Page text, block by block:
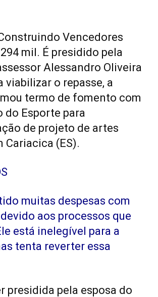
Vencedores
mil. É presidido pela
Alessandro Oliveira
viabilizar o repasse, a
termo de fomento com
do Esporte para
de projeto de artes
Cariacica (ES).
muitas despesas com
aos processos que
está inelegível para a
tenta reverter essa
presidida pela esposa do